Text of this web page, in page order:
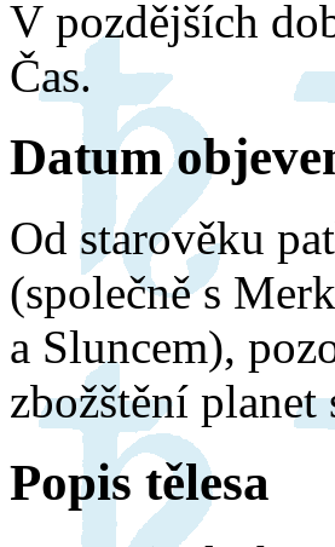
V pozdějších
Čas.
Datum
Od starověku
(společně s
a Sluncem),
zbožštění
Popis tělesa